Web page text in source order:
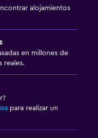
alojamientos
en millones de
reales.
para realizar un